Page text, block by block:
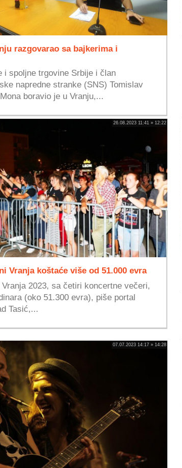
razgovarao sa bajkerima i
i spoljne trgovine Srbije i član
napredne stranke (SNS) Tomislav
boravio je u Vranju,...
26.08.2023 11:41 » 12:22
Vranja koštaće više od 51.000 evra
2023, sa četiri koncertne večeri,
(oko 51.300 evra), piše portal
Tasić,...
07.07.2023 14:17 » 14:28